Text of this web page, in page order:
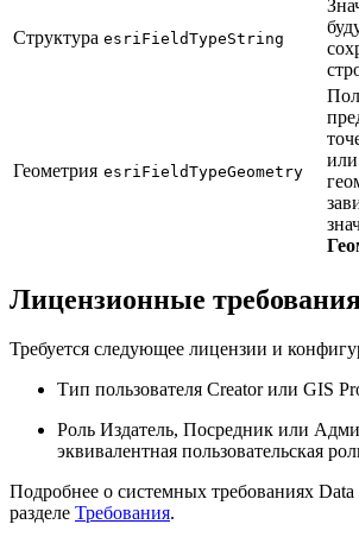
Структура esriFieldTypeString
Геометрия esriFieldTypeGeometry
Лицензионные
Требуется следующее лицензии и
Тип пользователя Creator или GIS
Роль Издатель, Посредник или
эквивалентная пользовательская
Подробнее о системных требованиях Data
разделе Требования.